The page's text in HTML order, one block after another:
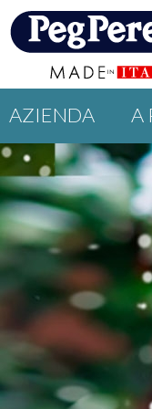
AZIENDA A
PROMOZIONI